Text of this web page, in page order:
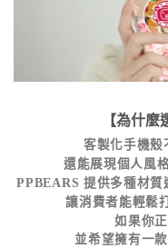
【為什麼
客製化手機殼
還能展現個人風
PPBEARS 提供多種材質
讓消費者能輕鬆
如果你
並希望擁有一